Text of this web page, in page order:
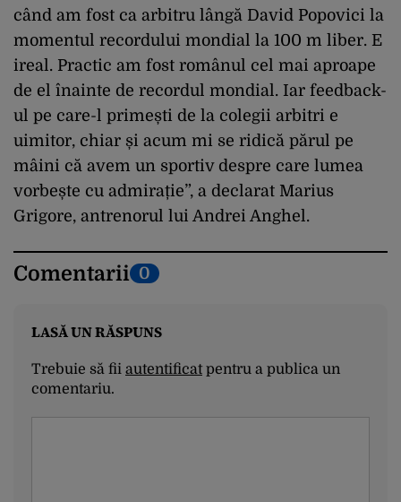
când am fost ca arbitru lângă David Popovici la
momentul recordului mondial la 100 m liber. E
ireal. Practic am fost românul cel mai aproape
de el înainte de recordul mondial. Iar feedback-
ul pe care-l primești de la colegii arbitri e
uimitor, chiar și acum mi se ridică părul pe
mâini că avem un sportiv despre care lumea
vorbește cu admirație”, a declarat Marius
Grigore, antrenorul lui Andrei Anghel.
Comentarii 0
LASĂ UN RĂSPUNS
Trebuie să fii autentificatpentru a publica un
comentariu.